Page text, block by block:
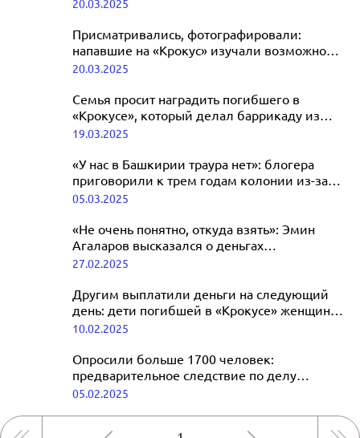
20.03.2025
Присматривались, фотографировали:
напавшие на «Крокус» изучали возможность
теракта на Красной площади
20.03.2025
Семья просит наградить погибшего в
«Крокусе», который делал баррикаду из
столов
19.03.2025
«У нас в Башкирии траура нет»: блогера
приговорили к трем годам колонии из-за
слов о теракте в «Крокусе»
05.03.2025
«Не очень понятно, откуда взять»: Эмин
Агаларов высказался о деньгах
на реконструкцию «Крокус Сити Холла»
27.02.2025
Другим выплатили деньги на следующий
день: дети погибшей в «Крокусе» женщины
до сих пор не получили компенсацию
10.02.2025
Опросили больше 1700 человек:
предварительное следствие по делу
о теракте в «Крокус Сити Холле»
05.02.2025